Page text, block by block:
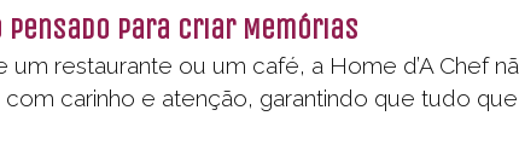
Pensado para Criar Memórias
um restaurante ou um café, a Home d’A Chef
carinho e atenção, garantindo que tudo